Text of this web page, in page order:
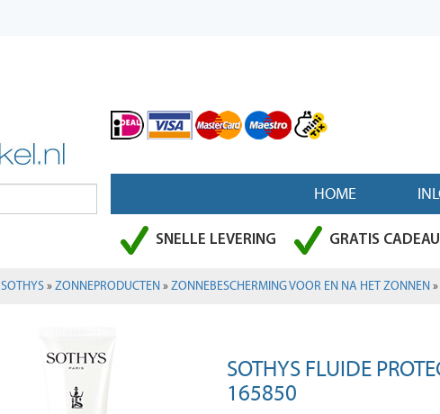
HOME
SNELLE LEVERING GRATIS
SOTHYS»ZONNEPRODUCTEN »ZONNEBESCHERMING VOOR EN NA HET ZONNEN
SOTHYS FLUIDE
165850